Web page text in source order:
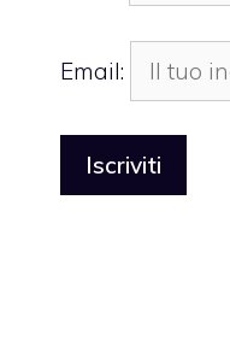
Email: